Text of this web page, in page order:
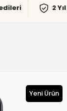
2
Yeni Ürün